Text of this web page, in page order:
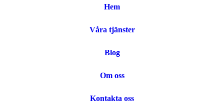
Hem
Våra tjänster
Blog
Om oss
Kontakta oss